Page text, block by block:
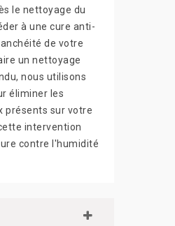
le nettoyage du
à une cure anti-
de votre
un nettoyage
nous utilisons
éliminer les
présents sur votre
intervention
contre l'humidité